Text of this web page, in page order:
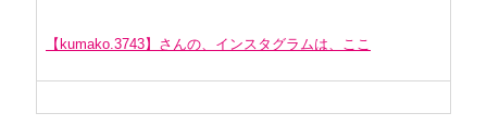
【kumako.3743】さんの、インスタグラムは、ここ